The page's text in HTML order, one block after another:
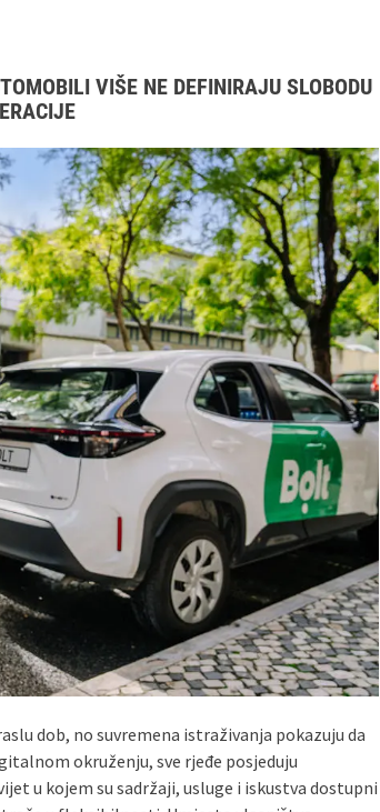
VIŠE NE DEFINIRAJU SLOBODU
dob, no suvremena istraživanja pokazuju da
okruženju, sve rjeđe posjeduju
u kojem su sadržaji, usluge i iskustva dostupni